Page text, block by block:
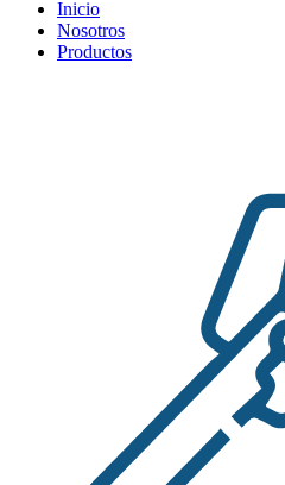
Inicio
Nosotros
Productos